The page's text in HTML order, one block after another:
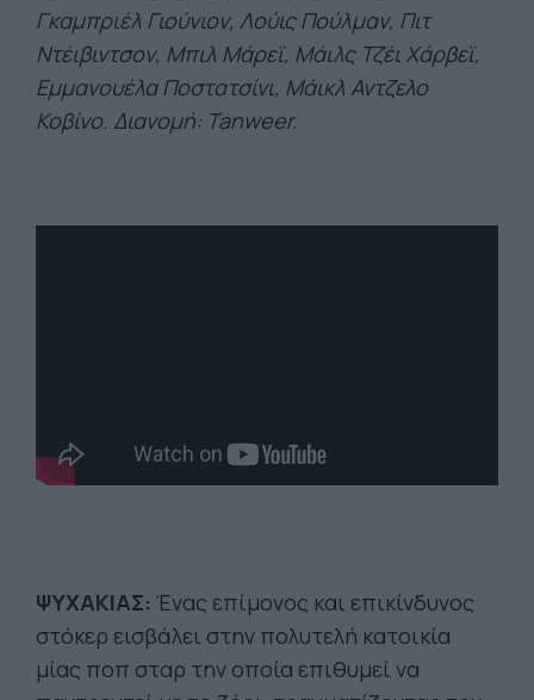
Γκαμπριέλ Γιούνιον, Λούις Πούλμαν, Πιτ
Ντέιβιντσον, Μπιλ Μάρεϊ, Μάιλς Τζέι Χάρβεϊ,
Εμμανουέλα Ποστατσίνι, Μάικλ Αντζελο
Κοβίνο. Διανομή: Tanweer.
ΨΥΧΑΚΙΑΣ: Ένας επίμονος και επικίνδυνος
στόκερ εισβάλει στην πολυτελή κατοικία
μίας ποπ σταρ την οποία επιθυμεί να